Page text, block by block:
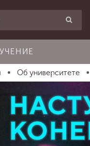
Об университете